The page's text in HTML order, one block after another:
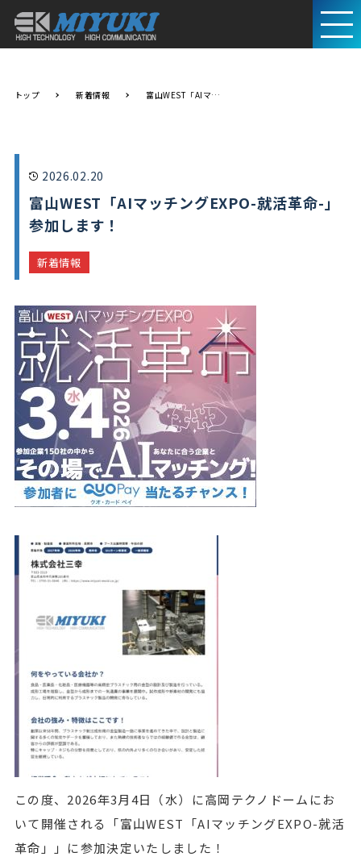
トップ 新着情報 富山WEST「AIマッチングEXPO-就活革命-」参加します！
2026.02.20
富山WEST「AIマッチングEXPO-就活革命-」
参加します！
新着情報
この度、2026年3月4日（水）に高岡テクノドームにお
いて開催される「富山WEST「AIマッチングEXPO-就活
革命」」に参加決定いたしました！